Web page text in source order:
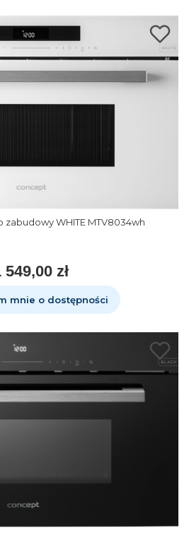
WHITE MTV8034wh
549,00 zł
mnie o dostępności